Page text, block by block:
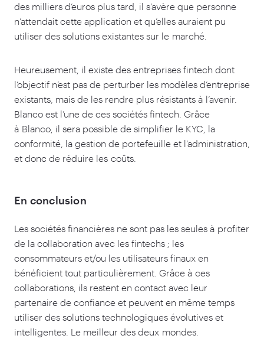
des milliers d’euros plus tard, il s’avère que personne
n’attendait cette application et qu’elles auraient pu
utiliser des solutions existantes sur le marché.
Heureusement, il existe des entreprises fintech dont
l’objectif n’est pas de perturber les modèles d’entreprise
existants, mais de les rendre plus résistants à l’avenir.
Blanco est l’une de ces sociétés fintech. Grâce
à Blanco, il sera possible de simplifier le KYC, la
conformité, la gestion de portefeuille et l’administration,
et donc de réduire les coûts.
En conclusion
Les sociétés financières ne sont pas les seules à profiter
de la collaboration avec les fintechs ; les
consommateurs et/​ou les utilisateurs finaux en
bénéficient tout particulièrement. Grâce à ces
collaborations, ils restent en contact avec leur
partenaire de confiance et peuvent en même temps
utiliser des solutions technologiques évolutives et
intelligentes. Le meilleur des deux mondes.